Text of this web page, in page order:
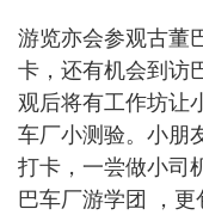
游览亦会参观古董
卡，还有机会到访
观后将有工作坊让
车厂小测验。小朋
打卡，一尝做小司
巴车厂游学团 ，